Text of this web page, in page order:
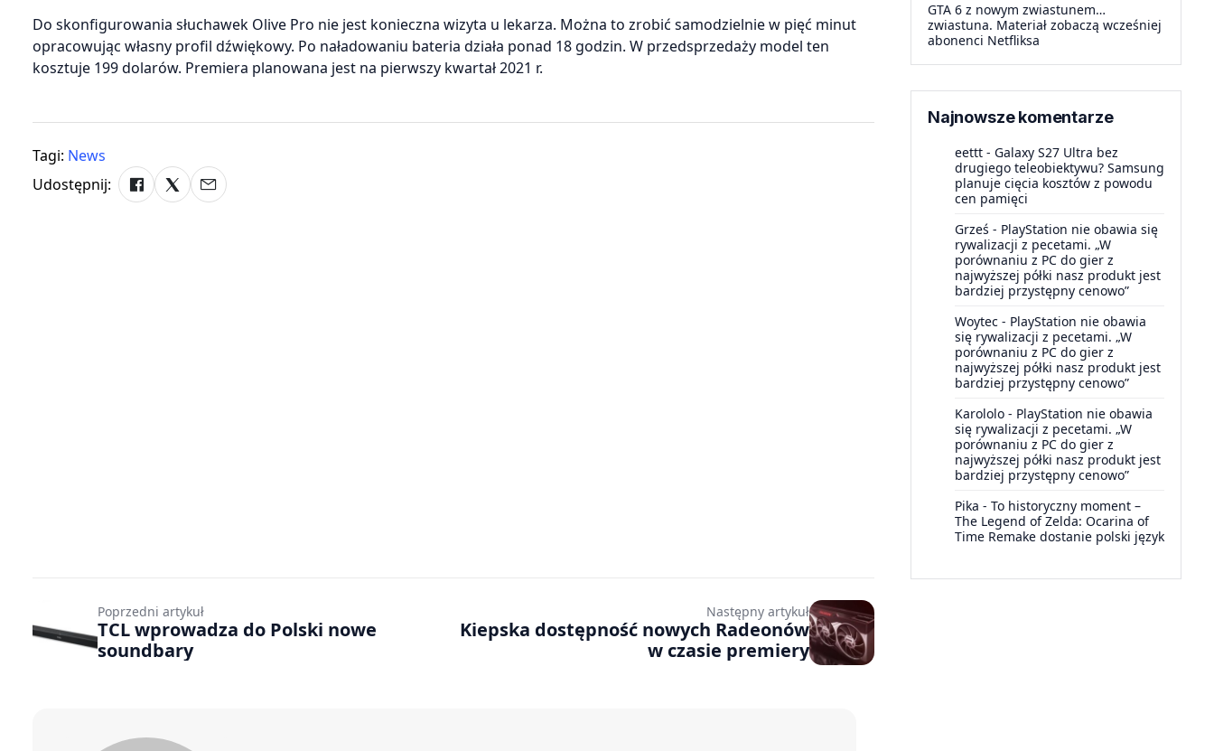
Do skonfigurowania słuchawek Olive Pro nie jest konieczna wizyta u lekarza. Można to zrobić samodzielnie w pięć minut
opracowując własny profil dźwiękowy. Po naładowaniu bateria działa ponad 18 godzin. W przedsprzedaży model ten
kosztuje 199 dolarów. Premiera planowana jest na pierwszy kwartał 2021 r.
Tagi: News
Udostępnij:
GTA 6 z nowym zwiastunem…
zwiastuna. Materiał zobaczą wcześniej
abonenci Netfliksa
Najnowsze komentarze
eettt - Galaxy S27 Ultra bez
drugiego teleobiektywu? Samsung
planuje cięcia kosztów z powodu
cen pamięci
Grześ - PlayStation nie obawia się
rywalizacji z pecetami. „W
porównaniu z PC do gier z
najwyższej półki nasz produkt jest
bardziej przystępny cenowo”
Woytec - PlayStation nie obawia
się rywalizacji z pecetami. „W
porównaniu z PC do gier z
najwyższej półki nasz produkt jest
bardziej przystępny cenowo”
Karololo - PlayStation nie obawia
się rywalizacji z pecetami. „W
porównaniu z PC do gier z
najwyższej półki nasz produkt jest
bardziej przystępny cenowo”
Pika - To historyczny moment –
The Legend of Zelda: Ocarina of
Time Remake dostanie polski język
Poprzedni artykuł
TCL wprowadza do Polski nowe
soundbary
Następny artykuł
Kiepska dostępność nowych Radeonów
w czasie premiery